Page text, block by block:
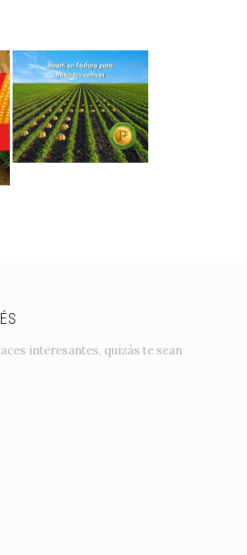
interesantes, quizás te sean